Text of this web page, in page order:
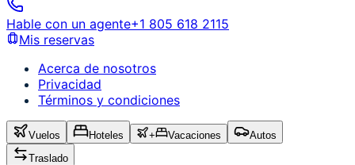
Hable con un agente+1 805 618 2115
Mis reservas
Acerca de nosotros
Privacidad
Términos y condiciones
Vuelos Hoteles + Vacaciones
Autos
Traslado